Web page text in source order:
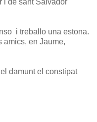
i de sant Salvador
i treballo una estona.
amics, en Jaume,
damunt el constipat